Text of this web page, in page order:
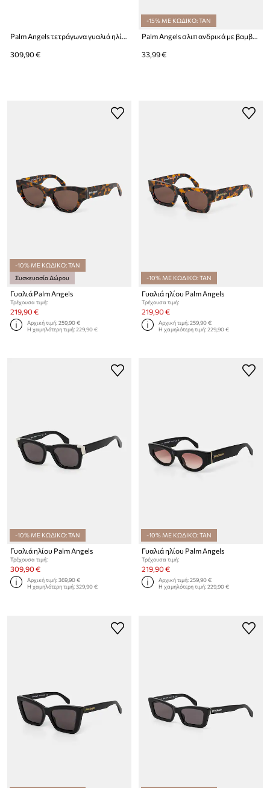
309,90 €
-15% ΜΕ ΚΩΔΙΚΟ: TAN
33,99 €
-10% ΜΕ ΚΩΔΙΚΟ: TAN
Συσκευασία Δώρου
Γυαλιά Palm Angels
Τρέχουσα τιμή:
219,90 €
Αρχική τιμή:259,90 €
Η χαμηλότερη τιμή:229,90 €
-10% ΜΕ ΚΩΔΙΚΟ: TAN
Γυαλιά ηλίου Palm Angels
Τρέχουσα τιμή:
219,90 €
Αρχική τιμή:259,90 €
Η χαμηλότερη τιμή:229,90 €
-10% ΜΕ ΚΩΔΙΚΟ: TAN
Γυαλιά ηλίου Palm Angels
Τρέχουσα τιμή:
309,90 €
Αρχική τιμή:369,90 €
Η χαμηλότερη τιμή:329,90 €
-10% ΜΕ ΚΩΔΙΚΟ: TAN
Γυαλιά ηλίου Palm Angels
Τρέχουσα τιμή:
219,90 €
Αρχική τιμή:259,90 €
Η χαμηλότερη τιμή:229,90 €